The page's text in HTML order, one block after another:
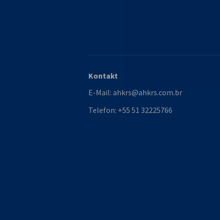
Kontakt
E-Mail: ahkrs@ahkrs.com.br
Telefon: +55 51 32225766